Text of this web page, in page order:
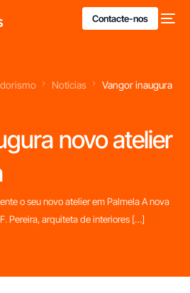
Contacte-nos
Notícias
Vangor inaugura
novo atelier
o seu novo atelier em Palmela A nova
Pereira, arquiteta de interiores […]